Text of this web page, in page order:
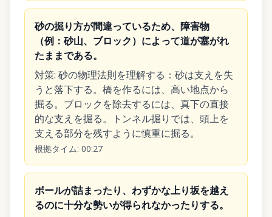
砂の掘り方が間違っているため、障害物
（例：砂山、ブロック）によって道が塞がれ
たままである。
対策: 砂の物理法則を理解する：砂は支えを失
うと落下する。橋を作るには、高い地点から
掘る。ブロックを除去するには、真下の直接
的な支えを掘る。トンネル掘りでは、頭上を
支える部分を残すように慎重に掘る。
根拠タイム: 00:27
ボールが詰まったり、わずかな上り坂を越え
るのに十分な勢いが得られなかったりする。